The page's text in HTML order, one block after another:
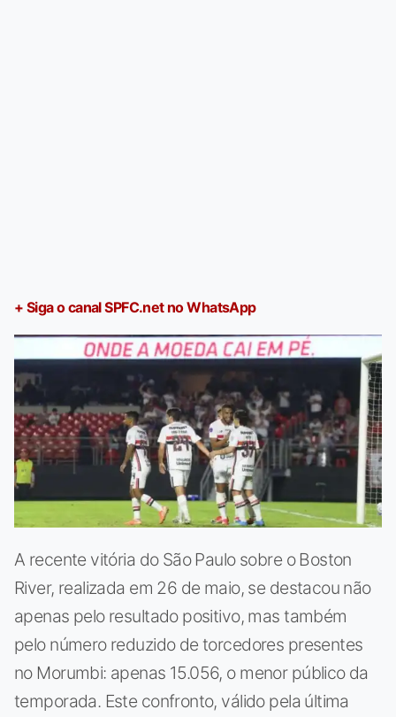
+ Siga o canal SPFC.net no WhatsApp
A recente vitória do São Paulo sobre o Boston
River, realizada em 26 de maio, se destacou não
apenas pelo resultado positivo, mas também
pelo número reduzido de torcedores presentes
no Morumbi: apenas 15.056, o menor público da
temporada. Este confronto, válido pela última